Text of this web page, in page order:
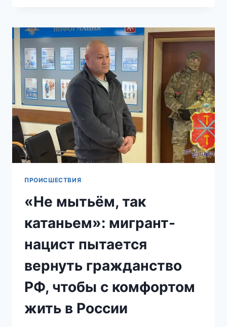
ВЫМОГАВШИХ
У
ЛЮДЕЙ
ДЕНЬГИ,
ЗАДЕРЖАЛИ
В
ТУЛЬСКОЙ
ОБЛАСТИ
ПРОИСШЕСТВИЯ
«Не мытьём, так
катаньем»: мигрант-
нацист пытается
вернуть гражданство
РФ, чтобы с комфортом
жить в России